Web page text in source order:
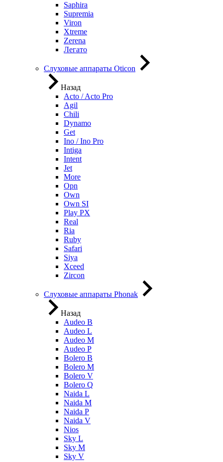
Saphira
Supremia
Viron
Xtreme
Zerena
Легато
Слуховые аппараты Oticon
Назад
Acto / Acto Pro
Agil
Chili
Dynamo
Get
Ino / Ino Pro
Intiga
Intent
Jet
More
Opn
Own
Own SI
Play PX
Real
Ria
Ruby
Safari
Siya
Xceed
Zircon
Слуховые аппараты Phonak
Назад
Audeo B
Audeo L
Audeo М
Audeo P
Bolero B
Bolero M
Bolero V
Bolero Q
Naida L
Naida M
Naida P
Naida V
Nios
Sky L
Sky M
Sky V